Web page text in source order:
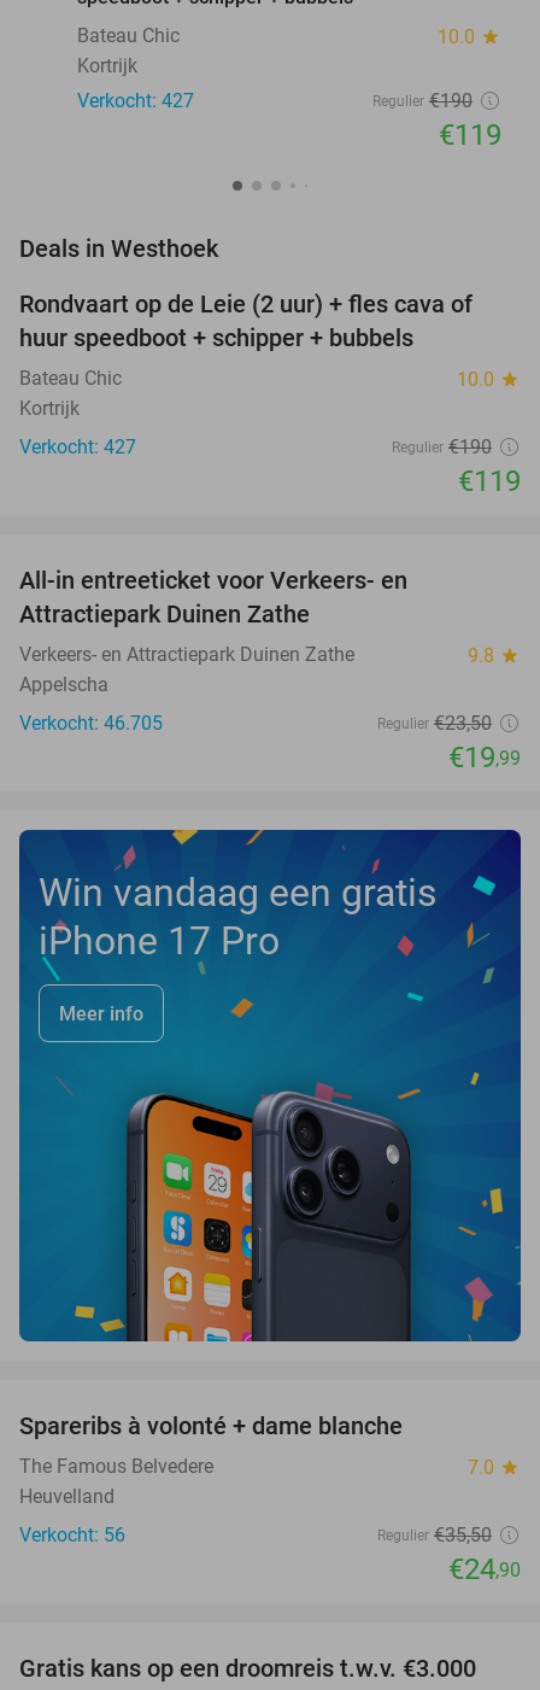
Bateau Chic
10.0 star
Kortrijk
Verkocht: 427
Regulier €190
€119
Deals in Westhoek
37%
Rondvaart op de Leie (2 uur) + fles cava of
huur speedboot + schipper + bubbels
Bateau Chic 10.0 star
Kortrijk
Verkocht: 427
Regulier €190
€119
All-in entreeticket voor Verkeers- en
Attractiepark Duinen Zathe
Verkeers- en Attractiepark Duinen Zathe 9.8 star
Appelscha
Verkocht: 46.705
Regulier €23,50
€19,99
Win vandaag een gratis
iPhone 17 Pro
Meer info
Spareribs à volonté + dame blanche
The Famous Belvedere 7.0 star
Heuvelland
Verkocht: 56
Regulier €35,50
€24,90
Gratis kans op een droomreis t.w.v. €3.000